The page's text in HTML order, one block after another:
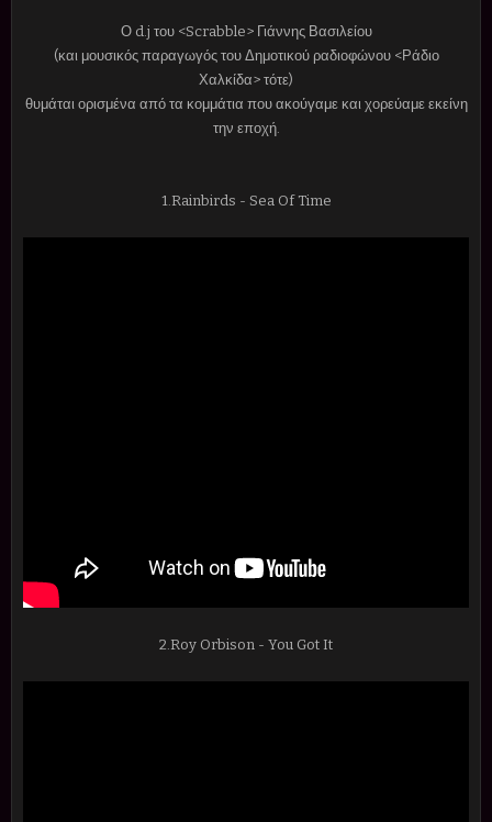
Ο d.j του <Scrabble> Γιάννης Βασιλείου
(και μουσικός παραγωγός του Δημοτικού ραδιοφώνου <Ράδιο
Χαλκίδα> τότε)
θυμάται ορισμένα από τα κομμάτια που ακούγαμε και χορεύαμε εκείνη
την εποχή.
1.Rainbirds - Sea Of Time
2.Roy Orbison - You Got It